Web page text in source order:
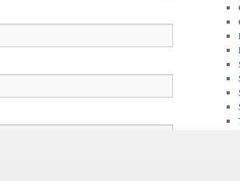
Kommentar speichern.